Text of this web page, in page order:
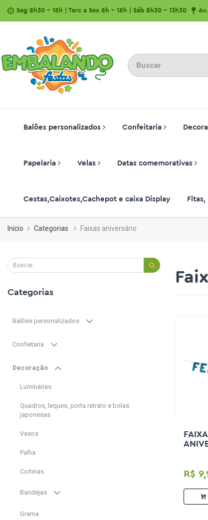
Seg 8h30 - 18h | Terc a Sex 8h - 18h | Sáb 8h30 - 13h30
Balões personalizados Confeitaria
Papelaria Velas Datas comemorativas
Cestas,Caixotes,Cachepot e caixa Display Fitas,
Início Categorias Faixas aniversário
Categorias
Balões personalizados
Confeitaria
Decoração
Luminárias
Quadros, leques, porta retrato e bolas
japonesas
Vasos
Palha
Cortinas
Bandejas
Grama
R$